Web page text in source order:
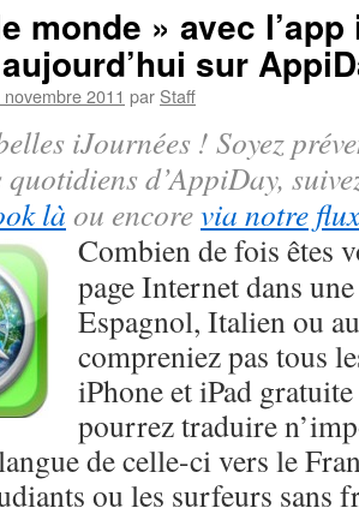
monde » avec
sur
2011 par Staff
iJournées ! Soyez
d’AppiDay,
là ou encorevia notre
Combien de fois êtes
page Internet dans
Espagnol, Italien ou
compreniez pas tous
iPhone et iPad
pourrez traduire
de celle-ci vers le
ou les surfeurs sans